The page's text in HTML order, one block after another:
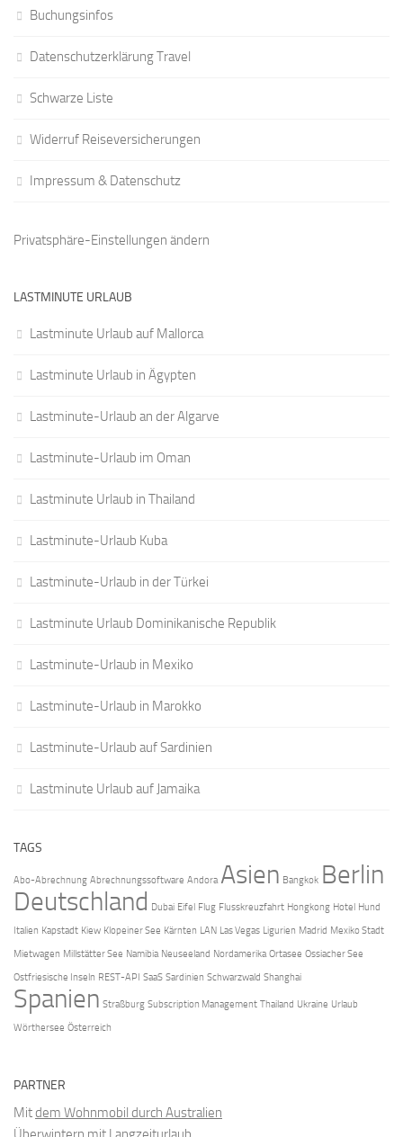
Buchungsinfos
Datenschutzerklärung Travel
Schwarze Liste
Widerruf Reiseversicherungen
Impressum & Datenschutz
Privatsphäre-Einstellungen ändern
LASTMINUTE URLAUB
Lastminute Urlaub auf Mallorca
Lastminute Urlaub in Ägypten
Lastminute-Urlaub an der Algarve
Lastminute-Urlaub im Oman
Lastminute Urlaub in Thailand
Lastminute-Urlaub Kuba
Lastminute-Urlaub in der Türkei
Lastminute Urlaub Dominikanische Republik
Lastminute-Urlaub in Mexiko
Lastminute-Urlaub in Marokko
Lastminute-Urlaub auf Sardinien
Lastminute Urlaub auf Jamaika
TAGS
Abo-Abrechnung Abrechnungssoftware Andora Asien Bangkok Berlin
Deutschland Dubai Eifel Flug Flusskreuzfahrt Hongkong Hotel Hund
Italien Kapstadt Kiew Klopeiner See Kärnten LAN Las Vegas Ligurien Madrid Mexiko Stadt
Mietwagen Millstätter See Namibia Neuseeland Nordamerika Ortasee Ossiacher See
Ostfriesische Inseln REST-API SaaS Sardinien Schwarzwald Shanghai
Spanien Straßburg Subscription Management Thailand Ukraine Urlaub
Wörthersee Österreich
PARTNER
Mitdem Wohnmobil durch Australien